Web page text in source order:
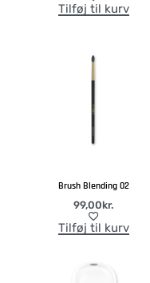
Tilføj til kurv
Brush Blending 02
99,00kr.
Tilføj til kurv